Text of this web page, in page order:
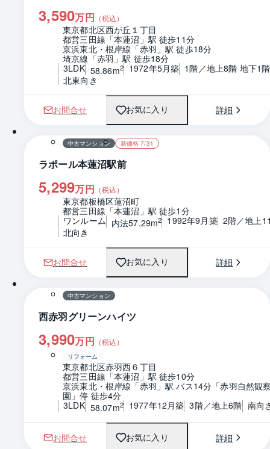
3,590万円 （税込）
東京都北区西が丘１丁目
都営三田線「本蓮沼」駅 徒歩11分
京浜東北・根岸線「赤羽」駅 徒歩18分
埼京線「赤羽」駅 徒歩18分
3LDK 58.86m2 1972年5月築 1階／地上8階 地下1階
北東向き
お問合せ お気に入り 詳細
1 / 0 間取り
中古マンション 新価格 7/31
ラポール本蓮沼駅前
5,299万円 （税込）
東京都板橋区蓮沼町
都営三田線「本蓮沼」駅 徒歩1分
ワンルーム 内法57.29m2 1992年9月築 2階／地上
北向き
お問合せ お気に入り 詳細
1 / 0 間取り
中古マンション
西赤羽グリーンハイツ
3,990万円 （税込）
リフォーム
東京都北区赤羽西６丁目
都営三田線「本蓮沼」駅 徒歩10分
京浜東北・根岸線「赤羽」駅 バス14分「赤羽自然観
園」停 徒歩4分
3LDK 58.07m2 1977年12月築 3階／地上6階 南向
お問合せ お気に入り 詳細
1 / 0 間取り